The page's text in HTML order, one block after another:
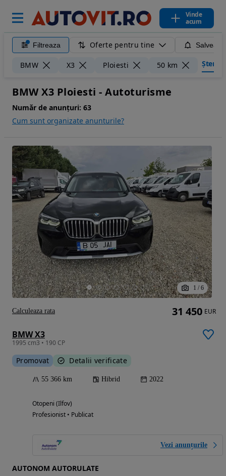
Vinde
acum
Filtreaza Oferte pentru tine
BMW X3 Ploiesti 50 km Șterge
BMW X3 Ploiesti - Autoturisme
Număr de anunțuri: 63
Cum sunt organizate anunturile?
1 / 6
BMW X3
1995 cm3 • 190 CP
Promovat Detalii verificate
55 366 km Hibrid 2022
Otopeni (Ilfov)
Profesionist • Publicat
Vezi anunțurile
AUTONOM AUTORULATE
31 450 EUR
Calculeaza rata